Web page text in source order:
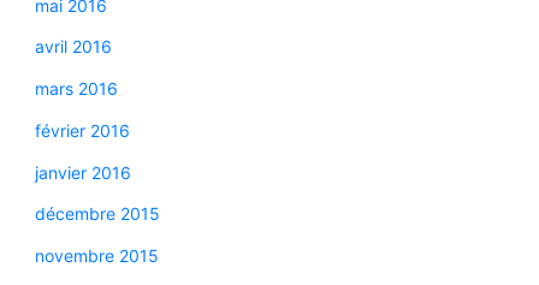
mai 2016
avril 2016
mars 2016
février 2016
janvier 2016
décembre 2015
novembre 2015